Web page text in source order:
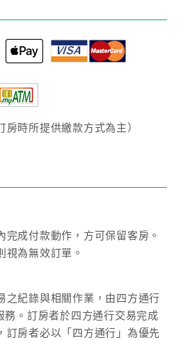
房時所提供繳款方式為主）
完成付款動作，方可保留客房。
視為無效訂單。
之紀錄與相關作業，由四方通行
務。訂房者於四方通行交易完成
訂房者必以「四方通行」為優先